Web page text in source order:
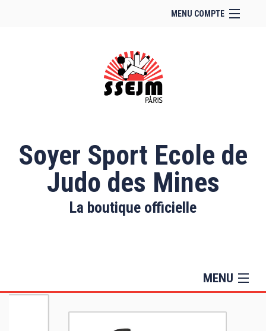
MENU COMPTE
Site Web du club
Facebook
Se connecter
vide)
Soyer Sport Ecole de
Judo des Mines
La boutique officielle
MENU